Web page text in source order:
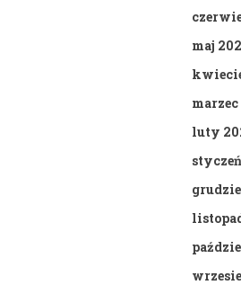
maj
marzec
luty